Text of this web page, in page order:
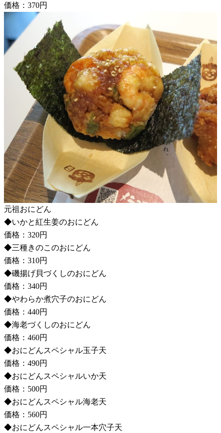
価格：370円
元祖おにどん
◆いかと紅生姜のおにどん
価格：320円
◆三種きのこのおにどん
価格：310円
◆磯揚げ貝づくしのおにどん
価格：340円
◆やわらか煮穴子のおにどん
価格：440円
◆海老づくしのおにどん
価格：460円
◆おにどんスペシャル玉子天
価格：490円
◆おにどんスペシャルいか天
価格：500円
◆おにどんスペシャル海老天
価格：560円
◆おにどんスペシャル一本穴子天